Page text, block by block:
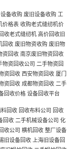
备收购 废旧设备收购 工
价格表 收购老式缝纫机价
收老式缝纫机 高价回收旧
回收 废旧物资收购 废旧物
资回收 南京废旧物资回收
物资回收公司 二手物资回
资回收 西安物资回收 厦门
资回收 成都物资回收 二手
回收价格 设备回收平台
回收 回收布料公司 回收
回收二手机械设备公司 化
收公司 横机回收整厂设备
旧设备回收上海旧设备回